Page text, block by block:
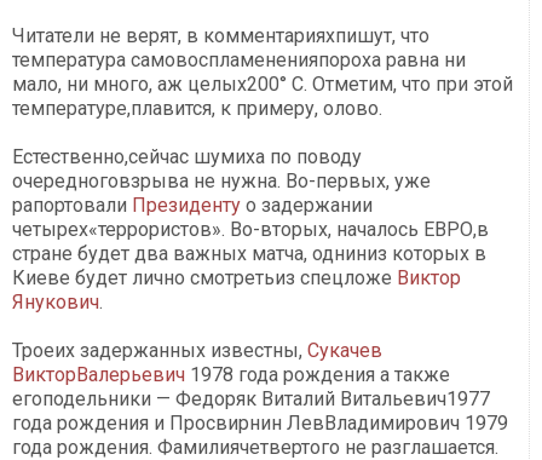
Читатели не верят, в комментарияхпишут, что
температура самовоспламененияпороха равна ни
мало, ни много, аж целых200° С. Отметим, что при этой
температуре,плавится, к примеру, олово.
Естественно,сейчас шумиха по поводу
очередноговзрыва не нужна. Во-первых, уже
рапортовали Президенту о задержании
четырех«террористов». Во-вторых, началось ЕВРО,в
стране будет два важных матча, одниниз которых в
Киеве будет лично смотретьиз спецложе Виктор
Янукович.
Троеих задержанных известны, Сукачев
ВикторВалерьевич 1978 года рождения а также
егоподельники — Федоряк Виталий Витальевич1977
года рождения и Просвирнин ЛевВладимирович 1979
года рождения. Фамилиячетвертого не разглашается.